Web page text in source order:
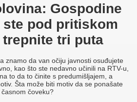
Gospodine
ste pod pritiskom
tri puta
znamo da van očiju javnosti osuđujete
kao što ste nedavno učinili na RTV-u,
to da to činite s predumišljajem, a
Šta može biti motiv da se ponašate
čoveku?